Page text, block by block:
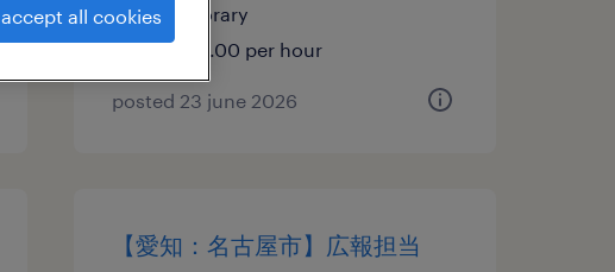
temporary
¥1800.00 per hour
posted 23 june 2026
【愛知：名古屋市】広報担当
accept all cookies